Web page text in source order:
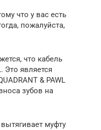
что у вас есть
пожалуйста,
что кабель
Это является
& PAWL
зубов на
муфту